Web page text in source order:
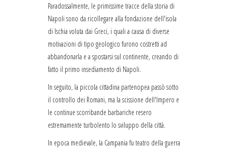
Paradossalmente, le primissime tracce della storia di
Napoli sono da ricollegare alla fondazione dell'isola
di Ischia voluta dai Greci, i quali a causa di diverse
motivazioni di tipo geologico furono costretti ad
abbandonarla e a spostarsi sul continente, creando di
fatto il primo insediamento di Napoli.
In seguito, la piccola cittadina partenopea passò sotto
il controllo dei Romani, ma la scissione dell'Impero e
le continue scorribande barbariche resero
estremamente turbolento lo sviluppo della città.
In epoca medievale, la Campania fu teatro della guerra